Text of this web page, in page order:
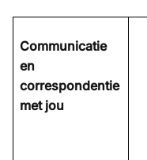
Communicatie
en
correspondentie
met jou